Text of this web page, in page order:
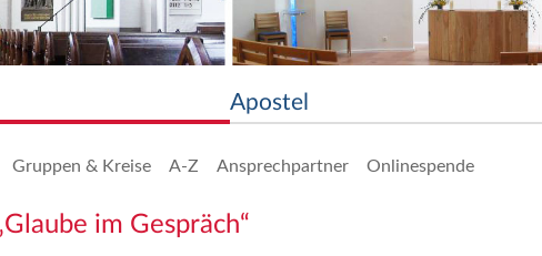
Apostel
Gruppen & Kreise A-Z Ansprechpartner Onlinespende
im Gespräch“